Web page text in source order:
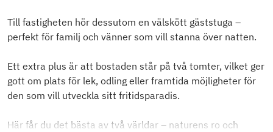
Till fastigheten hör dessutom en välskött gäststuga –
perfekt för familj och vänner som vill stanna över natten.
Ett extra plus är att bostaden står på två tomter, vilket ger
gott om plats för lek, odling eller framtida möjligheter för
den som vill utveckla sitt fritidsparadis.
Här får du det bästa av två världar – naturens ro och